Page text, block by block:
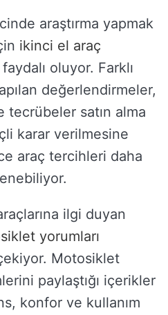
araştırma yapmak
ikinci el araç
oluyor. Farklı
değerlendirmeler,
tecrübeler satın alma
karar verilmesine
araç tercihleri daha
ilgi duyan
yorumları
Motosiklet
paylaştığı içerikler
konfor ve kullanım